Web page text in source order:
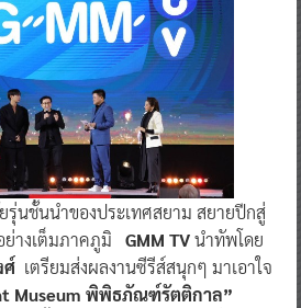
นชั้นนำของประเทศสยาม สยายปีกสู่
ย่างเต็มภาคภูมิ GMM TVนำทัพโดย
ศ์เตรียมส่งผลงานซีรีส์สนุกๆ มาเอาใจ
Museum พิพิธภัณฑ์รัตติกาล”